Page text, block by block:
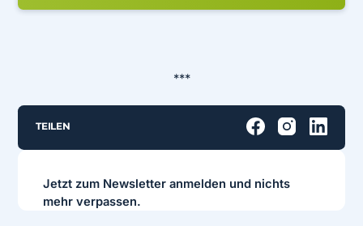
***
TEILEN
Jetzt zum Newsletter anmelden und nichts
mehr verpassen.